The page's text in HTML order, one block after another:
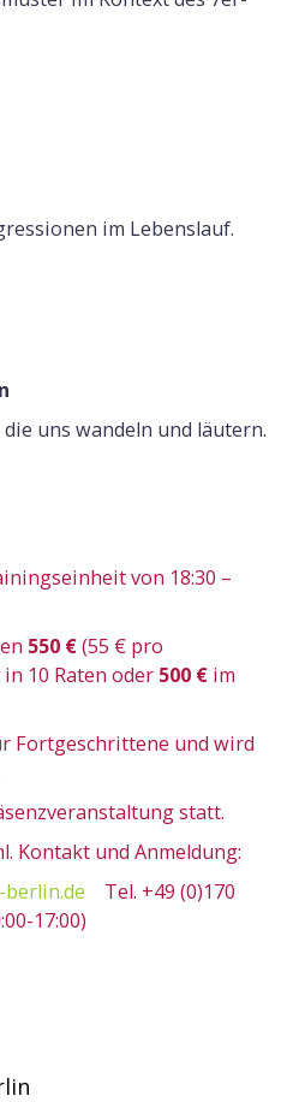
im Lebenslauf.
uns wandeln und läutern.
von 18:30 –
550 €(55 € pro
10 Raten oder 500 € im
Fortgeschrittene und wird
statt.
Kontakt und Anmeldung:
Tel. +49 (0)170
17:00)